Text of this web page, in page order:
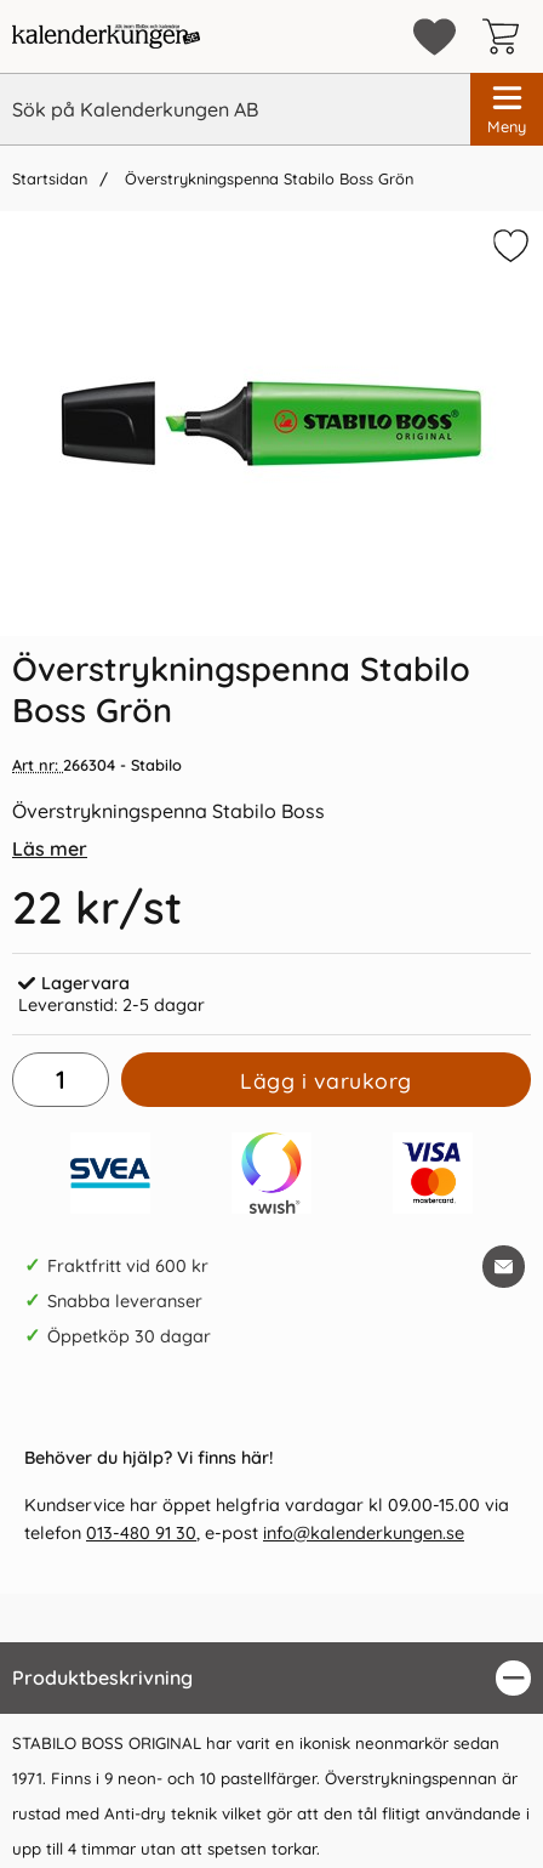
Meny
Startsidan Överstrykningspenna Stabilo Boss Grön
55 kr/st 22 kr/st
Överstrykningspenna Stabilo
Boss Grön
Art nr: 266304 - Stabilo
Överstrykningspenna Stabilo Boss
Läs mer
22 kr/st
Lagervara
Leveranstid: 2-5 dagar
Lägg i varukorg
✓ Fraktfritt vid 600 kr
✓ Snabba leveranser
✓ Öppetköp 30 dagar
Behöver du hjälp? Vi finns här!
Kundservice har öppet helgfria vardagar kl 09.00-15.00 via
telefon 013-480 91 30, e-post info@kalenderkungen.se
Produktbeskrivning
STABILO BOSS ORIGINAL har varit en ikonisk neonmarkör sedan
1971. Finns i 9 neon- och 10 pastellfärger. Överstrykningspennan är
rustad med Anti-dry teknik vilket gör att den tål flitigt användande i
upp till 4 timmar utan att spetsen torkar.